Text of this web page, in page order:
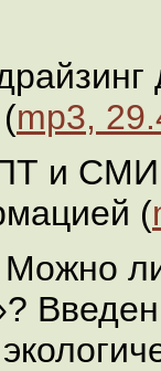
mp3,
и СМИ:
(
Можно